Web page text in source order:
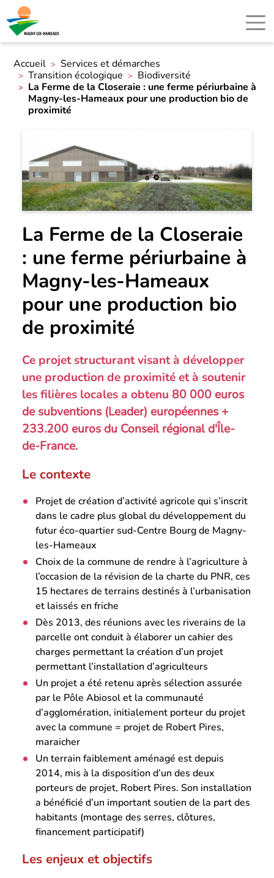
Accueil
Services et démarches
Transition écologique
Biodiversité
La Ferme de la Closeraie : une ferme périurbaine à
Magny-les-Hameaux pour une production bio de
proximité
La Ferme de la Closeraie
: une ferme périurbaine à
Magny-les-Hameaux
pour une production bio
de proximité
Ce projet structurant visant à développer
une production de proximité et à soutenir
les filières locales a obtenu 80 000 euros
de subventions (Leader) européennes +
233.200 euros du Conseil régional d'Île-
de-France.
Le contexte
Projet de création d’activité agricole qui s’inscrit
dans le cadre plus global du développement du
futur éco-quartier sud-Centre Bourg de Magny-
les-Hameaux
Choix de la commune de rendre à l’agriculture à
l’occasion de la révision de la charte du PNR, ces
15 hectares de terrains destinés à l’urbanisation
et laissés en friche
Dès 2013, des réunions avec les riverains de la
parcelle ont conduit à élaborer un cahier des
charges permettant la création d’un projet
permettant l’installation d’agriculteurs
Un projet a été retenu après sélection assurée
par le Pôle Abiosol et la communauté
d’agglomération, initialement porteur du projet
avec la commune = projet de Robert Pires,
maraicher
Un terrain faiblement aménagé est depuis
2014, mis à la disposition d’un des deux
porteurs de projet, Robert Pires. Son installation
a bénéficié d’un important soutien de la part des
habitants (montage des serres, clôtures,
financement participatif)
Les enjeux et objectifs